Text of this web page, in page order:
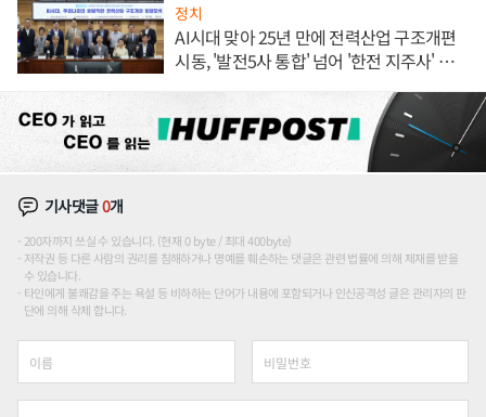
정치
AI시대 맞아 25년 만에 전력산업 구조개편
시동, '발전5사 통합' 넘어 '한전 지주사' 재편
기사댓글0개
200자까지 쓰실 수 있습니다. (현재 0 byte / 최대 400byte)
저작권 등 다른 사람의 권리를 침해하거나 명예를 훼손하는 댓글은 관련 법률에 의해 제재를 받을
수 있습니다.
타인에게 불쾌감을 주는 욕설 등 비하하는 단어가 내용에 포함되거나 인신공격성 글은 관리자의 판
단에 의해 삭제 합니다.